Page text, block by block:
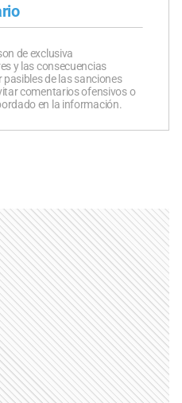
de exclusiva
y las consecuencias
pasibles de las sanciones
comentarios ofensivos o
en la información.